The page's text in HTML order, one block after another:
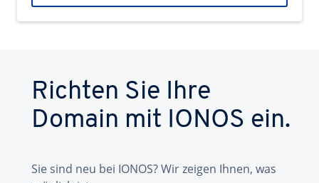
Richten Sie Ihre
Domain mit IONOS ein.
Sie sind neu bei IONOS? Wir zeigen Ihnen, was